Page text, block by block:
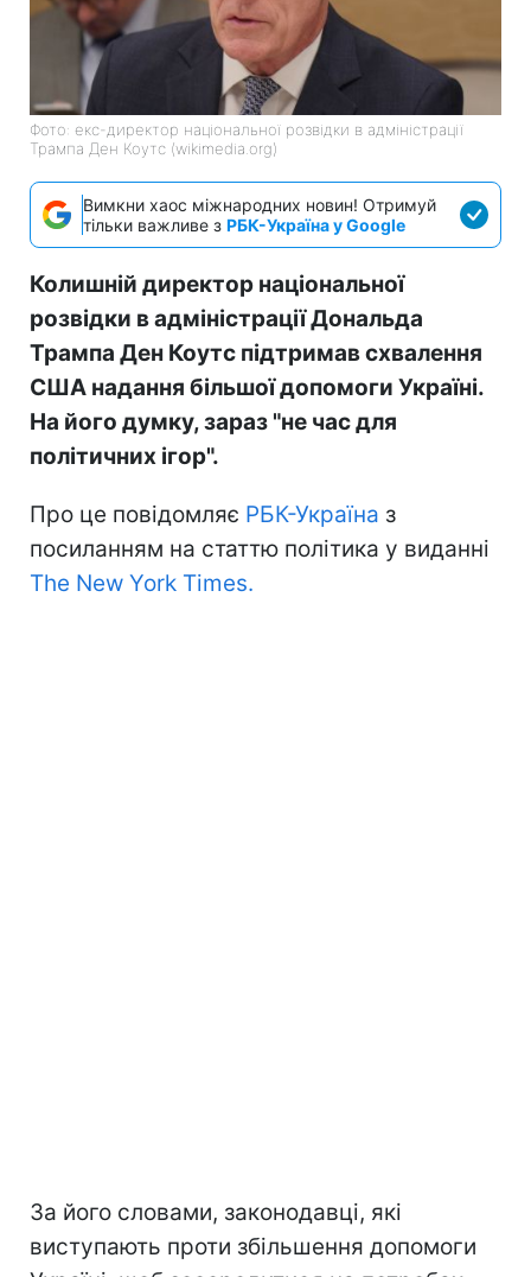
Фото: екс-директор національної розвідки в адміністрації
Трампа Ден Коутс (wikimedia.org)
Вимкни хаос міжнародних новин! Отримуй
тільки важливе з РБК-Україна у Google
Колишній директор національної
розвідки в адміністрації Дональда
Трампа Ден Коутс підтримав схвалення
США надання більшої допомоги Україні.
На його думку, зараз "не час для
політичних ігор".
Про це повідомляє РБК-Україна з
посиланням на статтю політика у виданні
The New York Times.
За його словами, законодавці, які
виступають проти збільшення допомоги